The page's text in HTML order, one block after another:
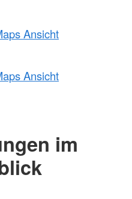
Ansicht
Ansicht
im